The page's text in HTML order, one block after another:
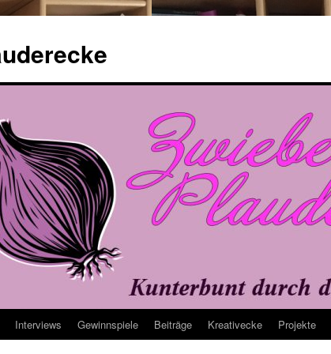
Interviews Gewinnspiele Beiträge Kreativecke Projekte